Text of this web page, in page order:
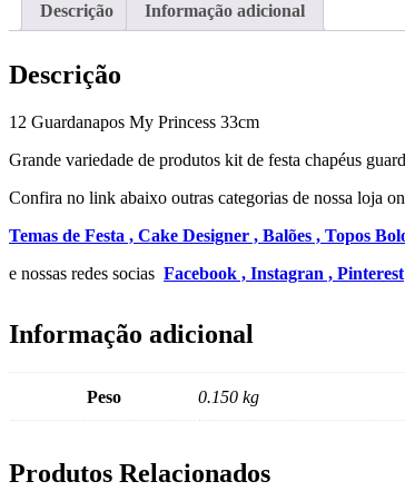
Descrição Informação adicional
Descrição
12 Guardanapos My Princess 33cm
Grande variedade de produtos kit de festa chapéus
Confira no link abaixo outras categorias de nossa loja
Temas de Festa , Cake Designer , Balões , Topos
e nossas redes socias Facebook , Instagran , Pinterest
Informação adicional
Peso 0.150 kg
Produtos Relacionados